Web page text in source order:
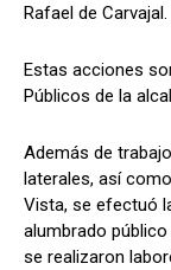
Rafael de Carvajal.
Estas acciones
Públicos de la
Además de
laterales, así
Vista, se efectuó
alumbrado
se realizaron